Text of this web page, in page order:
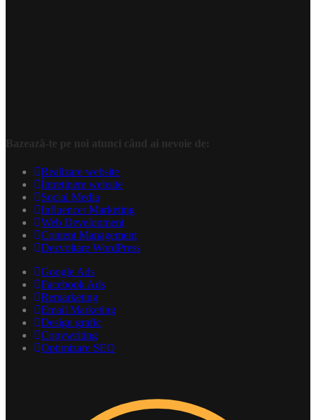
Bazează-te pe noi atunci când ai nevoie de:
Realizare website
Întreținere website
Social Media
Influencer Marketing
Web Development
Content Management
Dezvoltare WordPress
Google Ads
Facebook Ads
Remarketing
Email Marketing
Design grafic
Copywriting
Optimizare SEO